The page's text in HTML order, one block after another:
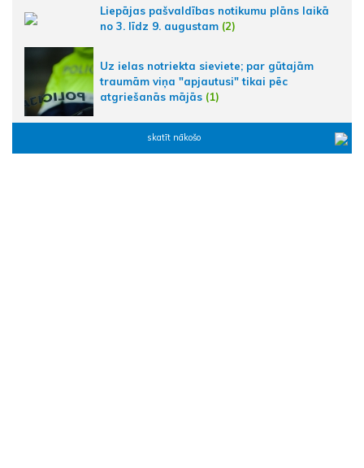
Liepājas pašvaldības notikumu plāns laikā
no 3. līdz 9. augustam (2)
Uz ielas notriekta sieviete; par gūtajām
traumām viņa "apjautusi" tikai pēc
atgriešanās mājās (1)
skatīt nākošo